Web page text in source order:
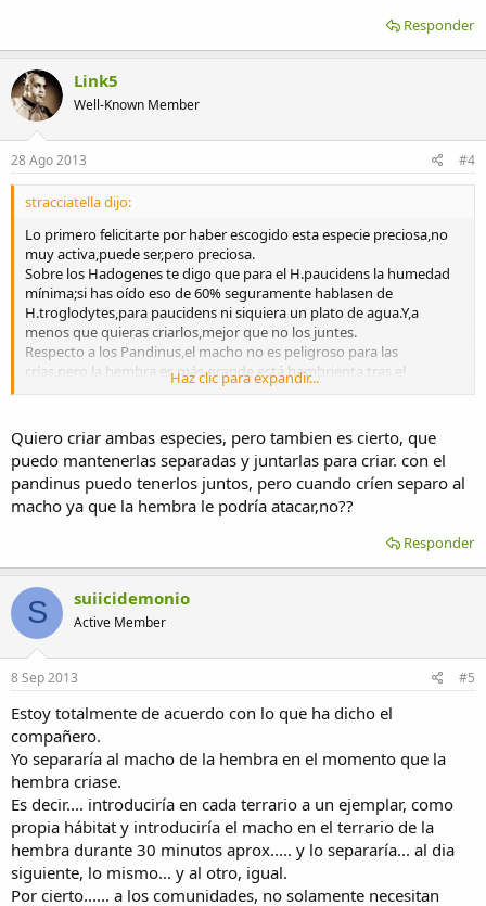
Responder
Link5
Well-Known Member
28 Ago 2013 #4
stracciatella dijo:
Lo primero felicitarte por haber escogido esta especie preciosa,no
muy activa,puede ser,pero preciosa.
Sobre los Hadogenes te digo que para el H.paucidens la humedad
mínima;si has oído eso de 60% seguramente hablasen de
H.troglodytes,para paucidens ni siquiera un plato de agua.Y,a
menos que quieras criarlos,mejor que no los juntes.
Respecto a los Pandinus,el macho no es peligroso para las
crías,pero la hembra es más grande,está hambrienta tras el
esfuerzo y,además,lo tiene al alcance del pedipalpo...Más aún,la
ser,no los juntes.
Disfruta mucho de ellos.
Haz clic para expandir...
Quiero criar ambas especies, pero tambien es cierto, que
puedo mantenerlas separadas y juntarlas para criar. con el
pandinus puedo tenerlos juntos, pero cuando críen separo al
macho ya que la hembra le podría atacar,no??
Responder
S suiicidemonio
Active Member
8 Sep 2013 #5
Estoy totalmente de acuerdo con lo que ha dicho el
compañero.
Yo separaría al macho de la hembra en el momento que la
hembra criase.
Es decir.... introduciría en cada terrario a un ejemplar, como
propia hábitat y introduciría el macho en el terrario de la
hembra durante 30 minutos aprox..... y lo separaría... al dia
siguiente, lo mismo... y al otro, igual.
Por cierto...... a los comunidades, no solamente necesitan